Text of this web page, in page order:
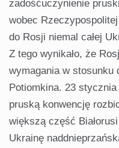
zadośćuczynienie
wobec
do Rosji niemal całej
Z tego wynikało, że
wymagania w stosunku
Potiomkina. 23
pruską konwencję
większą część
Ukrainę